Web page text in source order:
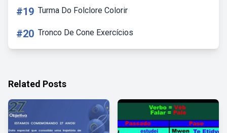
#19 Turma Do Folclore Colorir
#20 Tronco De Cone Exercícios
Related Posts